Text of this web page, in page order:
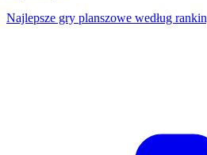
Najlepsze gry planszowe według